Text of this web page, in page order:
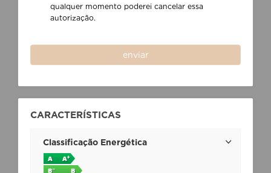
qualquer momento poderei cancelar essa
autorização.
enviar
CARACTERÍSTICAS
Classificação Energética